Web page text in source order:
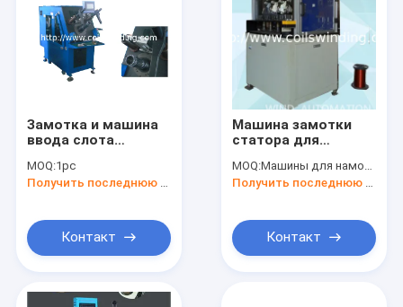
Замотка и машина
ввода слота
катушки
концентрические
и катушки
MOQ:1pc
Получить последнюю цену
Контакт
Машина замотки
статора для
построение
моторов BLDC
MOQ:Машины для намотки магнитов для производства магнитов для мотоциклов
Получить последнюю цену
Контакт